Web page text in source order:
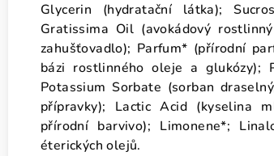
Glycerin (hydratační látka);
Gratissima Oil (avokádový
zahušťovadlo); Parfum* (přírodní
bázi rostlinného oleje a glukózy);
Potassium Sorbate (sorban
přípravky); Lactic Acid (kyselina
přírodní barvivo); Limonene*;
éterických olejů.